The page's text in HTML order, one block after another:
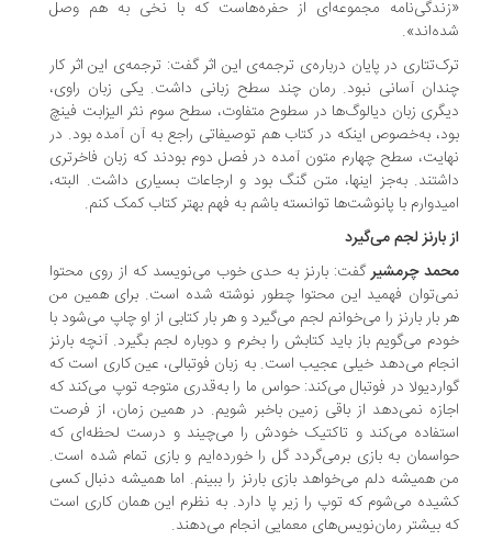
مجموعه‌ای از حفره‌هاست که با نخی به هم وصل
در پایان درباره‌ی ترجمه‌ی این اثر گفت: ترجمه‌ی این اثر کار
آسانی نبود. رمان چند سطح زبانی داشت. یکی زبان راوی،
زبان دیالوگ‌ها در سطوح متفاوت، سطح سوم نثر الیزابت فینچ
به‌خصوص اینکه در کتاب هم توصیفاتی راجع به آن آمده بود. در
سطح چهارم متون آمده در فصل دوم بودند که زبان فاخرتری
به‌جز اینها، متن گنگ بود و ارجاعات بسیاری داشت. البته،
با پانوشت‌ها توانسته باشم به فهم بهتر کتاب کمک کنم.
بارنز لجم می‌گیرد
چرمشیرگفت: بارنز به حدی خوب می‌نویسد که از روی محتوا
فهمید این محتوا چطور نوشته شده است. برای همین من
بار بارنز را می‌خوانم لجم می‌گیرد و هر بار کتابی از او چاپ می‌شود با
می‌گویم باز باید کتابش را بخرم و دوباره لجم بگیرد. آنچه بارنز
می‌دهد خیلی عجیب است. به زبان فوتبالی، عین کاری است که
در فوتبال می‌کند: حواس ما را به‌قدری متوجه توپ می‌کند که
نمی‌دهد از باقی زمین باخبر شویم. در همین زمان، از فرصت
می‌کند و تاکتیک خودش را می‌چیند و درست لحظه‌ای که
به بازی برمی‌گردد گل را خورده‌ایم و بازی تمام شده است.
همیشه دلم می‌خواهد بازی بارنز را ببینم. اما همیشه دنبال کسی
می‌شوم که توپ را زیر پا دارد. به نظرم این همان کاری است
بیشتر رمان‌نویس‌های معمایی انجام می‌دهند.